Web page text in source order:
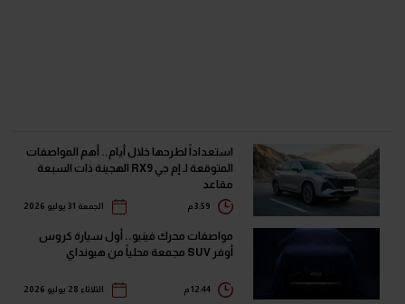
استعداداً لطرحها خلال أيام.. أهم المواصفات
المتوقعة لـ إم جي RX9 الهجينة ذات السبعة
مقاعد
الجمعة 31 يوليو 2026
مواصفات محرك فينيو.. أول سيارة كروس
أوفر SUV مجمعة محلياً من هيونداي
12:44 م الثلاثاء 28 يوليو 2026